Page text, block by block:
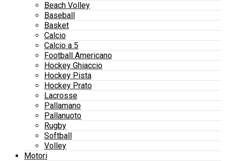
Beach Volley
Baseball
Basket
Calcio
Calcio a 5
Football Americano
Hockey Ghiaccio
Hockey Pista
Hockey Prato
Lacrosse
Pallamano
Pallanuoto
Rugby
Softball
Volley
Motori